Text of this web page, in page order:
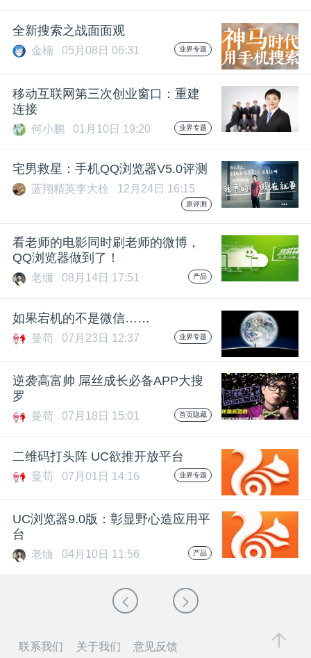
全新搜索之战面面观
金楠 05月08日 06:31 业界专题
移动互联网第三次创业窗口：重建
连接
何小鹏 01月10日 19:20 业界专题
宅男救星：手机QQ浏览器V5.0评测
蓝翔精英李大栓 12月24日 16:15
原评测
看老师的电影同时刷老师的微博，
QQ浏览器做到了！
老缅 08月14日 17:51 产品
如果宕机的不是微信……
曼苟 07月23日 12:37 业界专题
逆袭高富帅 屌丝成长必备APP大搜
罗
曼苟 07月18日 15:01 首页隐藏
二维码打头阵 UC欲推开放平台
曼苟 07月01日 14:16 业界专题
UC浏览器9.0版：彰显野心造应用平
台
老缅 04月10日 11:56 产品
联系我们 关于我们 意见反馈